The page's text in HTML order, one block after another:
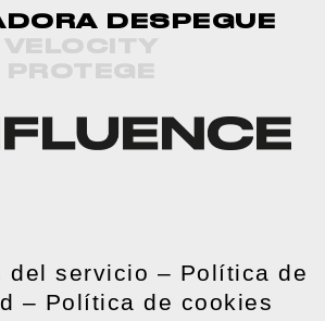
DESPEGUE
VELOCITY
PROTEGE
del servicio – Política de
– Política de cookies